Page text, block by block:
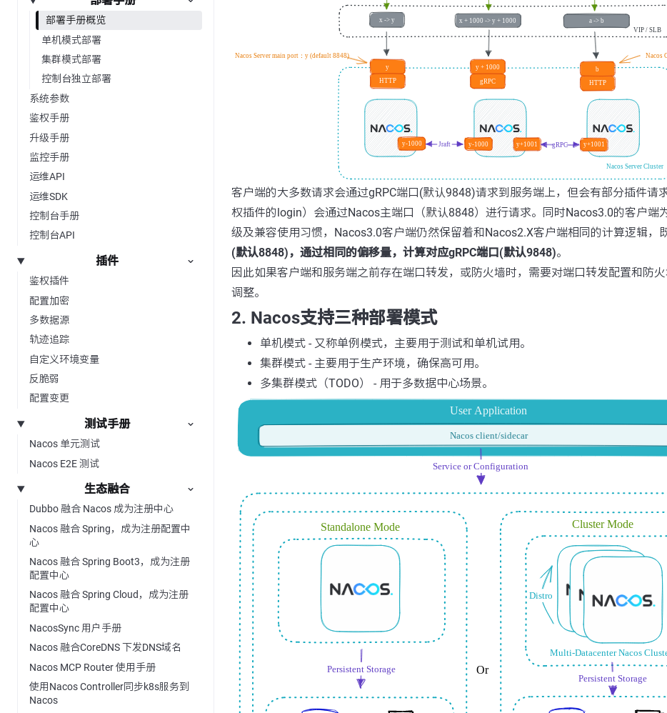
部署手册概览
单机模式部署
集群模式部署
控制台独立部署
系统参数
鉴权手册
升级手册
监控手册
运维API
运维SDK
控制台手册
控制台API
插件
鉴权插件
配置加密
多数据源
轨迹追踪
自定义环境变量
反脆弱
配置变更
测试手册
Nacos 单元测试
Nacos E2E 测试
生态融合
Dubbo 融合 Nacos 成为注册中心
Nacos 融合 Spring，成为注册配置中
心
Nacos 融合 Spring Boot3，成为注册
配置中心
Nacos 融合 Spring Cloud，成为注册
配置中心
NacosSync 用户手册
Nacos 融合CoreDNS 下发DNS域名
Nacos MCP Router 使用手册
使用Nacos Controller同步k8s服务到
Nacos
客户端的大多数请求会通过gRPC端口(默认9848)请求到服务端上，但会有部分插件请
权插件的login）会通过Nacos主端口（默认8848）进行请求。同时Nacos3.0的客户端
级及兼容使用习惯，Nacos3.0客户端仍然保留着和Nacos2.X客户端相同的计算逻辑，既
(默认8848)，通过相同的偏移量，计算对应gRPC端口(默认9848)。
因此如果客户端和服务端之前存在端口转发，或防火墙时，需要对端口转发配置和防
调整。
2. Nacos支持三种部署模式
单机模式 - 又称单例模式，主要用于测试和单机试用。
集群模式 - 主要用于生产环境，确保高可用。
多集群模式（TODO） - 用于多数据中心场景。